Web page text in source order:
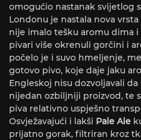
omogućio nastanak svijetlog
Londonu je nastala nova vrsta
nije imalo tešku aromu dima i
pivari više okrenuli gorčini i
počelo je i suvo hmeljenje,
gotovo pivo, koje daje jaku
Engleskoj nisu dozvoljavali
nijedan ozbiljniji proizvod, te
piva relativno uspješno
Osvježavajući i lakši Pale Ale
prijatno gorak, filtriran kroz